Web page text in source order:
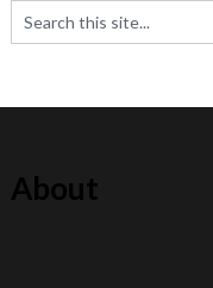
About